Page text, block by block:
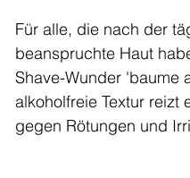
Für alle, die nach der
beanspruchte Haut
Shave-Wunder 'baume
alkoholfreie Textur reizt
gegen Rötungen und